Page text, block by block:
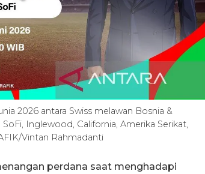
2026 antara Swiss melawan Bosnia &
Inglewood, California, Amerika Serikat,
Vintan Rahmadanti
perdana saat menghadapi